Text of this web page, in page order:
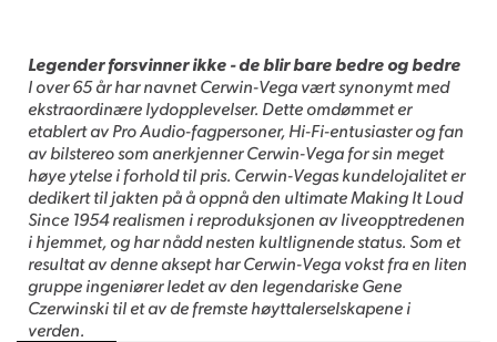
Legender forsvinner ikke - de blir bare bedre og bedre
I over 65 år har navnet Cerwin-Vega vært synonymt med
ekstraordinære lydopplevelser. Dette omdømmet er
etablert av Pro Audio-fagpersoner, Hi-Fi-entusiaster og fan
av bilstereo som anerkjenner Cerwin-Vega for sin meget
høye ytelse i forhold til pris. Cerwin-Vegas kundelojalitet er
dedikert til jakten på å oppnå den ultimate Making It Loud
Since 1954 realismen i reproduksjonen av liveopptredenen
i hjemmet, og har nådd nesten kultlignende status. Som et
resultat av denne aksept har Cerwin-Vega vokst fra en liten
gruppe ingeniører ledet av den legendariske Gene
Czerwinski til et av de fremste høyttalerselskapene i
verden.